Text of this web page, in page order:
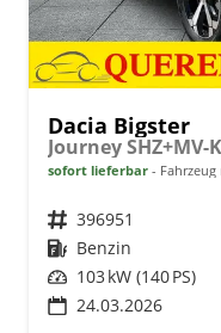
Dacia Bigster
Journey SHZ+MV-
sofort lieferbar
Fahrzeugnr. 396951
Kraftstoff Benzin
Leistung 103 kW (140 PS)
24.03.2026